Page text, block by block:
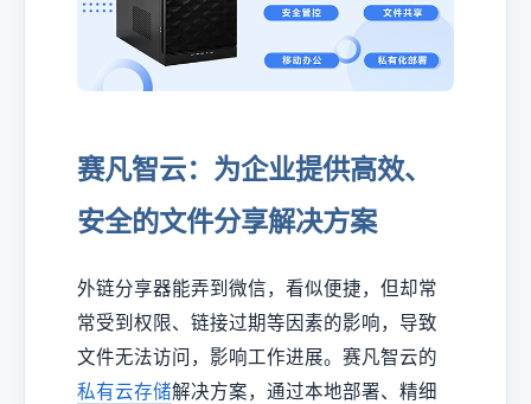
赛凡智云：为企业提供高效、
安全的文件分享解决方案
外链分享器能弄到微信，看似便捷，但却常
常受到权限、链接过期等因素的影响，导致
文件无法访问，影响工作进展。赛凡智云的
私有云存储解决方案，通过本地部署、精细